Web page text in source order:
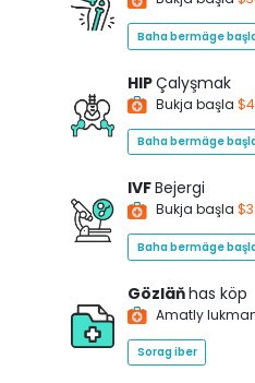
Baha bermäge
HIPÇalyşmak
Bukja başla
Baha bermäge
IVFBejergi
Bukja başla
Baha bermäge
Gözläňhas köp
Amatly
Sorag iber